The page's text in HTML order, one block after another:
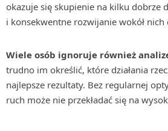
okazuje się skupienie na kilku dobrze
i konsekwentne rozwijanie wokół nich
Wiele osób ignoruje również
trudno im określić, które działania
najlepsze rezultaty. Bez regularnej
ruch może nie przekładać się na